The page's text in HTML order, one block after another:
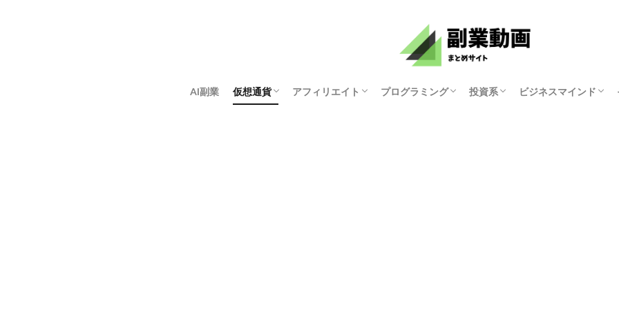
AI副業 仮想通貨 アフィリエイト プログラミング 投資系 ビジネスマインド